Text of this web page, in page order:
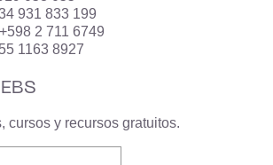
931 833 199
2 711 6749
1163 8927
cursos y recursos gratuitos.